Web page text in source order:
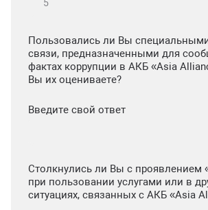
Пользовались ли Вы
связи, предназначенными для
фактах коррупции в АКБ «Asia
Вы их оцениваете?
Введите свой ответ
Столкнулись ли Вы с проявлением
при пользовании услугами или в
ситуациях, связанных с АКБ «Asia